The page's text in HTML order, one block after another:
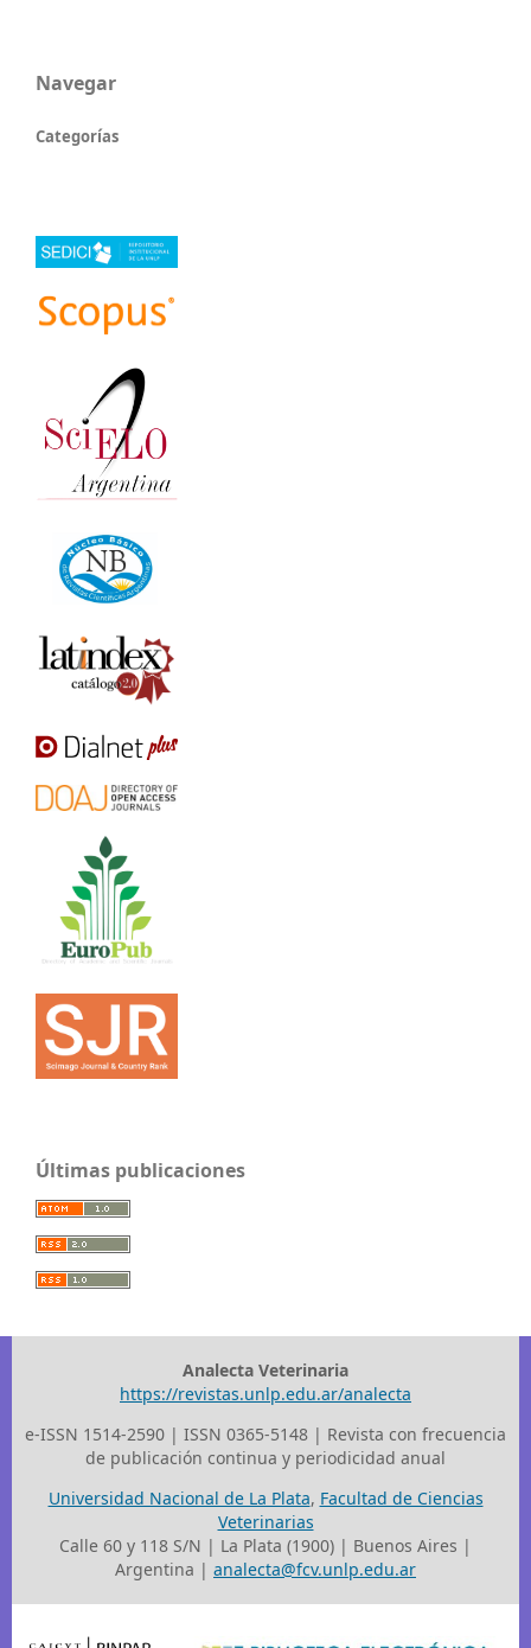
Navegar
Categorías
Últimas publicaciones
Analecta Veterinaria
https://revistas.unlp.edu.ar/analecta
e-ISSN 1514-2590 | ISSN 0365-5148 | Revista con frecuencia
de publicación continua y periodicidad anual
Universidad Nacional de La Plata, Facultad de Ciencias
Veterinarias
Calle 60 y 118 S/N | La Plata (1900) | Buenos Aires |
Argentina | analecta@fcv.unlp.edu.ar